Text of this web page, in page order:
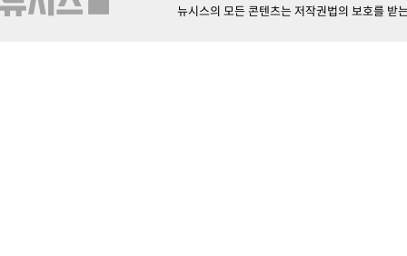
뉴시스의 모든 콘텐츠는 저작권법의 보호를